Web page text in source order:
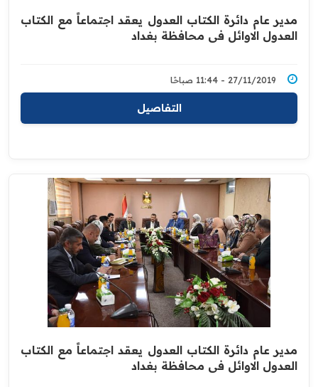
مدير عام دائرة الكتاب العدول يعقد اجتماعاً مع الكتاب
العدول ‏الاوائل في محافظة بغداد
27/11/2019 - 11:44 صباحًا
التفاصيل
مدير عام دائرة الكتاب العدول يعقد اجتماعاً مع الكتاب
العدول ‏الاوائل في محافظة بغداد